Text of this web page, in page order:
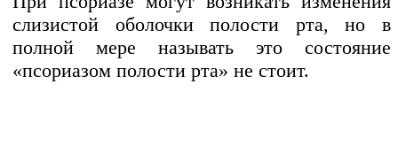
слизистой оболочки полости рта, но в
полной мере называть это состояние
«псориазом полости рта» не стоит.